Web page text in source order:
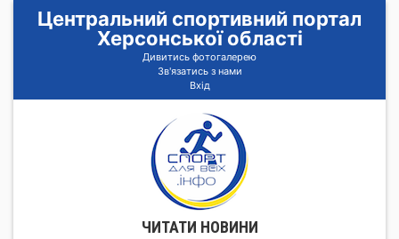
Центральний спортивний портал
Херсонської області
Дивитись фотогалерею
Зв'язатись з нами
Вхід
ЧИТАТИ НОВИНИ